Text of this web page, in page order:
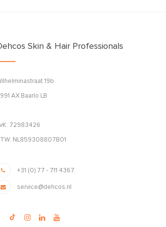
Skin & Hair Professionals
19b
AX Baarlo LB
72983426
NL859308807B01
+31 (0) 77 - 711 4367
service@dehcos.nl